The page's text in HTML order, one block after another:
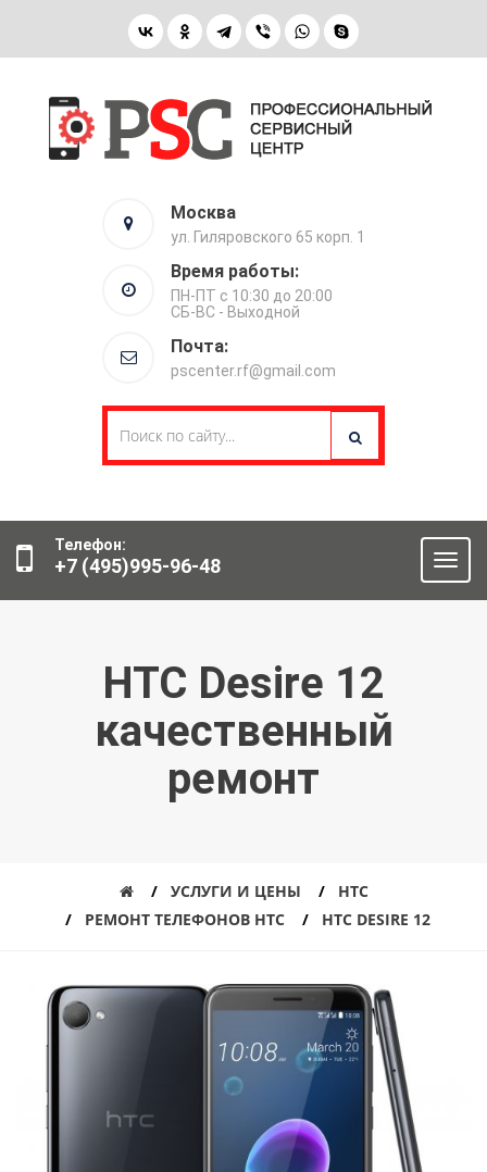
Москва
ул. Гиляровского 65 корп. 1
Время работы:
ПН-ПТ с 10:30 до 20:00
СБ-ВС - Выходной
Почта:
pscenter.rf@gmail.com
Телефон:
+7 (495)995-96-48
HTC Desire 12
качественный
ремонт
УСЛУГИ И ЦЕНЫ
HTC
РЕМОНТ ТЕЛЕФОНОВ HTC
HTC DESIRE 12